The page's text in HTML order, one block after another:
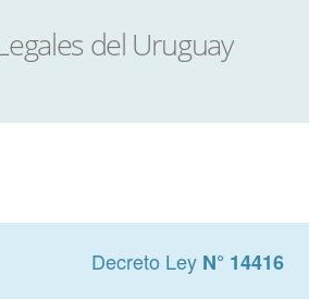
Decreto Ley N° 14416